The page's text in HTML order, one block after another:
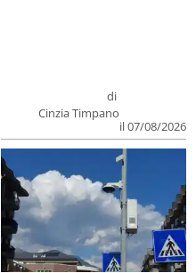
di
Cinzia Timpano
il 07/08/2026